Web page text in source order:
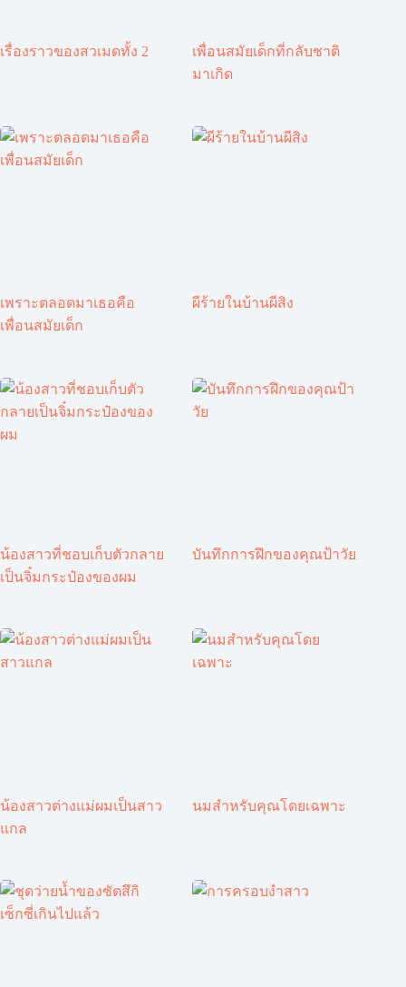
เรื่องราวของสวเมดทั้ง 2
เพื่อนสมัยเด็กที่กลับชาติ
มาเกิด
เพราะตลอดมาเธอคือ
เพื่อนสมัยเด็ก
ผีร้ายในบ้านผีสิง
น้องสาวที่ชอบเก็บตัวกลาย
เป็นจิ๋มกระป๋องของผม
บันทึกการฝึกของคุณป้าวัย
น้องสาวต่างแม่ผมเป็นสาว
แกล
นมสำหรับคุณโดยเฉพาะ